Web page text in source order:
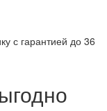
с гарантией до 36